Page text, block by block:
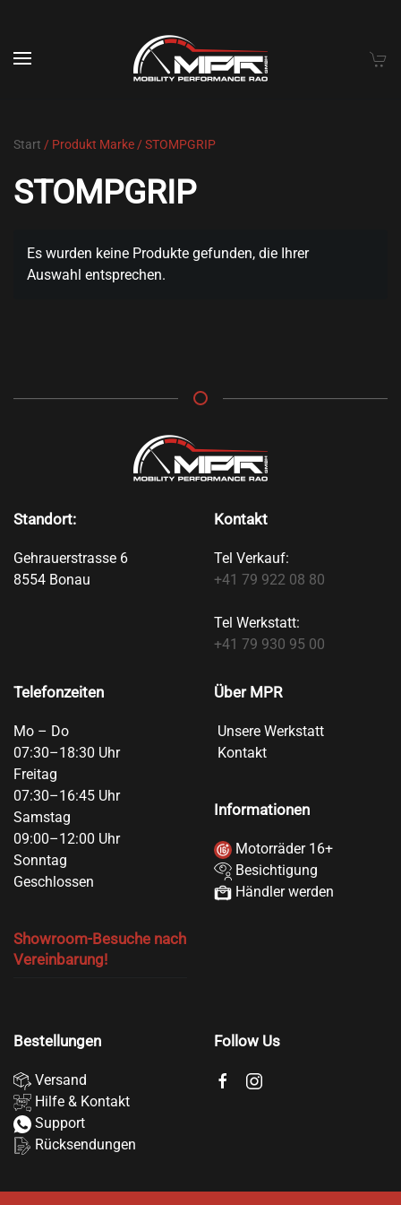
Skip to main content
Start / Produkt Marke / STOMPGRIP
STOMPGRIP
Es wurden keine Produkte gefunden, die Ihrer
Auswahl entsprechen.
Standort:
Gehrauerstrasse 6
8554 Bonau
Kontakt
Tel Verkauf:
+41 79 922 08 80
Tel Werkstatt:
+41 79 930 95 00
Telefonzeiten
Mo – Do
07:30–18:30 Uhr
Freitag
07:30–16:45 Uhr
Samstag
09:00–12:00 Uhr
Sonntag
Geschlossen
Showroom-Besuche nach
Vereinbarung!
Über MPR
Unsere Werkstatt
Kontakt
Informationen
Motorräder 16+
Besichtigung
Händler werden
Bestellungen
Versand
Hilfe & Kontakt
Support
Rücksendungen
Follow Us